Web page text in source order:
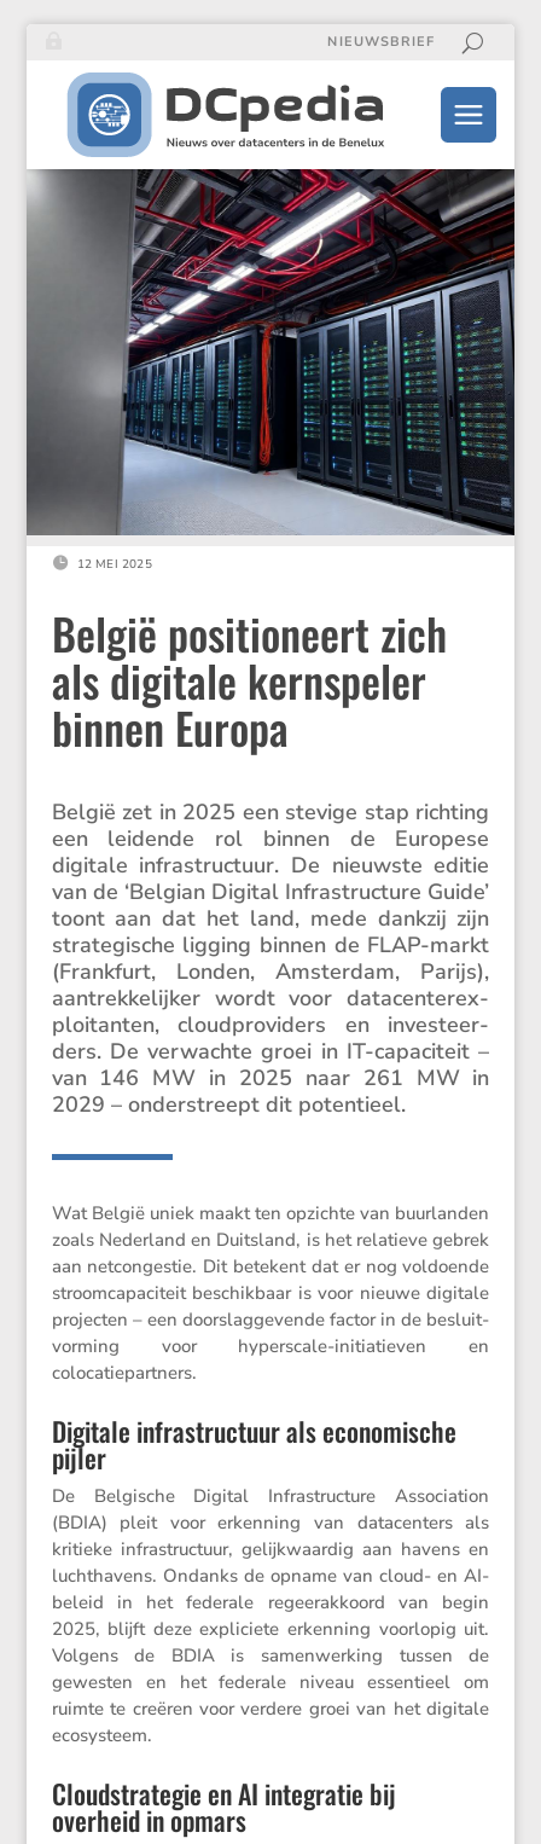
NIEUWSBRIEF
 12 MEI 2025
België positioneert zich
als digitale kernspeler
binnen Europa
België zet in 2025 een stevige stap richting
een leidende rol binnen de Europese
digitale infra­struc­tuur. De nieuwste editie
van de ‘Belgian Digital Infra­struc­ture Guide’
toont aan dat het land, mede dankzij zijn
strate­gi­sche ligging binnen de FLAP-markt
(Frank­furt, Londen, Amsterdam, Parijs),
aantrek­ke­lijker wordt voor datacen­te­r­ex­
ploi­tanten, cloud­pro­vi­ders en inves­teer­
ders. De verwachte groei in IT-capaci­teit –
van 146 MW in 2025 naar 261 MW in
2029 – onder­streept dit potentieel.
Wat België uniek maakt ten opzichte van buurlanden
zoals Neder­land en Duits­land, is het relatieve gebrek
aan netcon­gestie. Dit betekent dat er nog voldoende
stroom­ca­pa­ci­teit beschik­baar is voor nieuwe digitale
projecten – een doorslag­ge­vende factor in de besluit­
vor­ming voor hypers­cale-initi­a­tieven en
colocatiepartners.
Digitale infrastructuur als economische
pijler
De Belgi­sche Digital Infra­struc­ture Associ­a­tion
(BDIA) pleit voor erken­ning van datacen­ters als
kritieke infra­struc­tuur, gelijk­waardig aan havens en
lucht­ha­vens. Ondanks de opname van cloud- en AI-
beleid in het federale regeer­ak­koord van begin
2025, blijft deze expli­ciete erken­ning voorlopig uit.
Volgens de BDIA is samen­wer­king tussen de
gewesten en het federale niveau essen­tieel om
ruimte te creëren voor verdere groei van het digitale
ecosysteem.
Cloudstrategie en AI integratie bij
overheid in opmars